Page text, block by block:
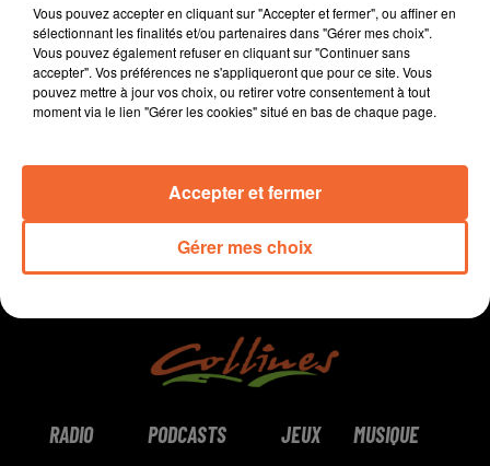
- C’est fini pour Thomas Dubin dans The Voice
- Grande soirée sportive ce mardi sur Collines...
0:00 11 min 57 sec
RADIO PODCASTS JEUX MUSIQUE
Vous pouvez accepter en cliquant sur "Accepter et fermer", ou affiner en
sélectionnant les finalités et/ou partenaires dans "Gérer mes choix".
Vous pouvez également refuser en cliquant sur "Continuer sans
accepter". Vos préférences ne s'appliqueront que pour ce site. Vous
pouvez mettre à jour vos choix, ou retirer votre consentement à tout
moment via le lien "Gérer les cookies" situé en bas de chaque page.
Gérer mes choix
Accepter et fermer